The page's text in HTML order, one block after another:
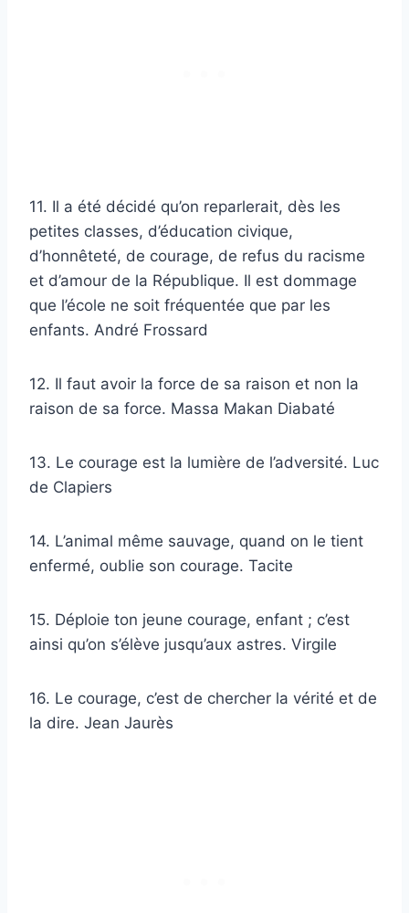
11. Il a été décidé qu’on reparlerait, dès les
petites classes, d’éducation civique,
d’honnêteté, de courage, de refus du racisme
et d’amour de la République. Il est dommage
que l’école ne soit fréquentée que par les
enfants. André Frossard
12. Il faut avoir la force de sa raison et non la
raison de sa force. Massa Makan Diabaté
13. Le courage est la lumière de l’adversité. Luc
de Clapiers
14. L’animal même sauvage, quand on le tient
enfermé, oublie son courage. Tacite
15. Déploie ton jeune courage, enfant ; c’est
ainsi qu’on s’élève jusqu’aux astres. Virgile
16. Le courage, c’est de chercher la vérité et de
la dire. Jean Jaurès